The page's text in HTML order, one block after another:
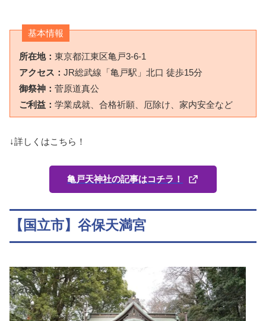
基本情報
所在地： 東京都江東区亀戸3-6-1
アクセス： JR総武線「亀戸駅」北口 徒歩15分
御祭神： 菅原道真公
ご利益： 学業成就、合格祈願、厄除け、家内安全など
↓詳しくはこちら！
亀戸天神社の記事はコチラ！
【国立市】谷保天満宮